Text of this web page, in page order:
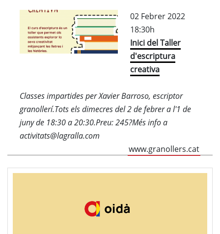
02 Febrer 2022
18:30h
Inici del Taller
d'escriptura
creativa
Classes impartides per Xavier Barroso, escriptor
granollerí.Tots els dimecres del 2 de febrer a l'1 de
juny de 18:30 a 20:30.Preu: 245?Més info a
activitats@lagralla.com
www.granollers.cat